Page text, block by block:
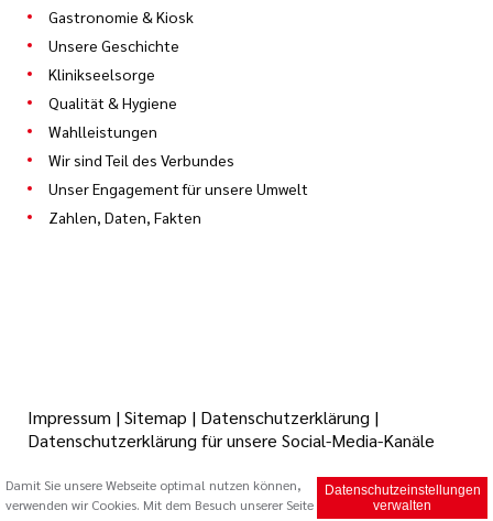
Gastronomie & Kiosk
Unsere Geschichte
Klinikseelsorge
Qualität & Hygiene
Wahlleistungen
Wir sind Teil des Verbundes
Unser Engagement für unsere Umwelt
Zahlen, Daten, Fakten
© 2026 Caritas Trägergesellschaft Saarbrücken mbH (cts)
Impressum |Sitemap | Datenschutzerklärung |
Datenschutzerklärung für unsere Social-Media-Kanäle
Datenschutzeinstellungen
verwalten
Damit Sie unsere Webseite optimal nutzen können,
verwenden wir Cookies. Mit dem Besuch unserer Seite